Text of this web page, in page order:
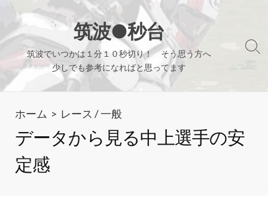
テ
ン
ツ
筑波●秒台
筑波でいつかは１分１０秒切り！ そう思う方へ
少しでも参考になればと思ってます
検
り
ホーム > レース /一般
データから見る中上選手の安
定感